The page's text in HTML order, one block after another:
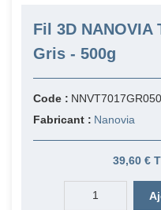
Fil 3D NANOVIA
Gris - 500g
Code : NNVT7017GR050
Fabricant : Nanovia
39,60 €